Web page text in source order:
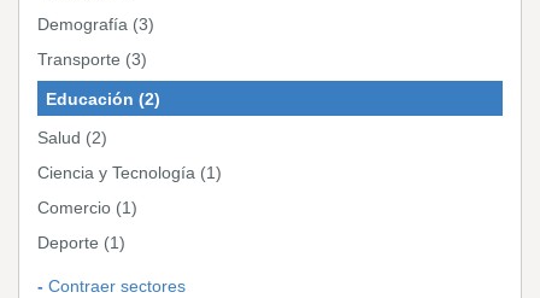
Demografía (3)
Transporte (3)
Educación (2)
Salud (2)
Ciencia y Tecnología (1)
Comercio (1)
Deporte (1)
Contraer sectores